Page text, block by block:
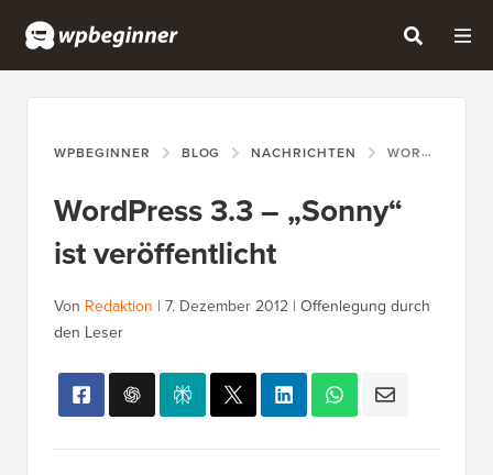
WPBEGINNER BLOG NACHRICHTEN WORDPRESS 3.3 – „SONNY“ IST VERÖFFENTLICHT
WordPress 3.3 – „Sonny“
ist veröffentlicht
Von Redaktion | 7. Dezember 2012 | Offenlegung durch
den Leser